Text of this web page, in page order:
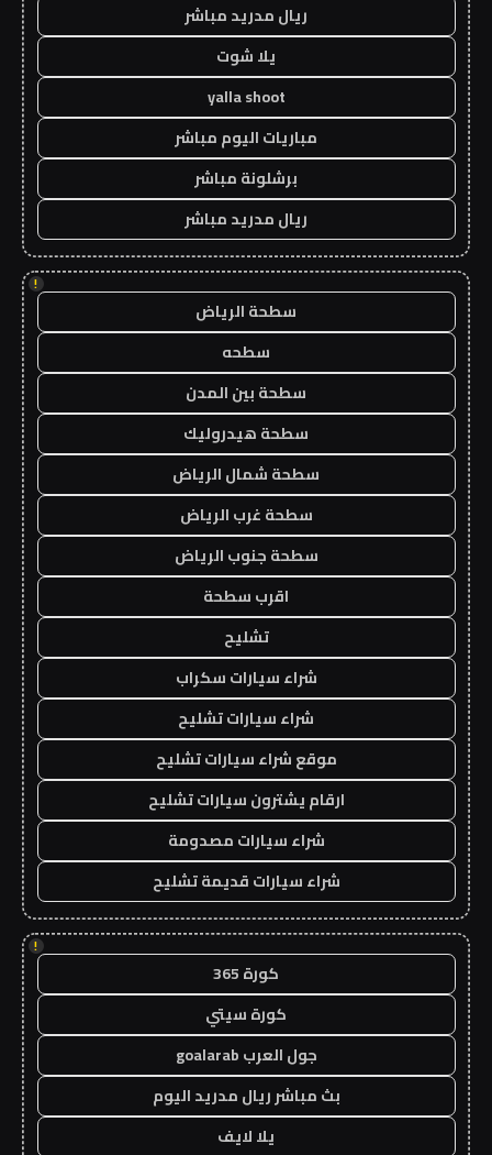
ريال مدريد مباشر
يلا شوت
yalla shoot
مباريات اليوم مباشر
برشلونة مباشر
ريال مدريد مباشر
!
سطحة الرياض
سطحه
سطحة بين المدن
سطحة هيدروليك
سطحة شمال الرياض
سطحة غرب الرياض
سطحة جنوب الرياض
اقرب سطحة
تشليح
شراء سيارات سكراب
شراء سيارات تشليح
موقع شراء سيارات تشليح
ارقام يشترون سيارات تشليح
شراء سيارات مصدومة
شراء سيارات قديمة تشليح
!
كورة 365
كورة سيتي
جول العرب goalarab
بث مباشر ريال مدريد اليوم
يلا لايف